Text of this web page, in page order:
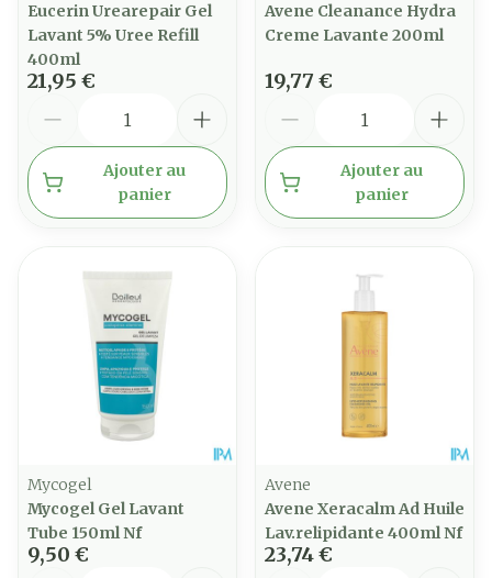
Eucerin Urearepair Gel
Lavant 5% Uree Refill
400ml
21,95 €
Ajouter au
panier
Avene Cleanance Hydra
Creme Lavante 200ml
19,77 €
Ajouter au
panier
Mycogel
Mycogel Gel Lavant
Tube 150ml Nf
9,50 €
Avene
Avene Xeracalm Ad Huile
Lav.relipidante 400ml Nf
23,74 €